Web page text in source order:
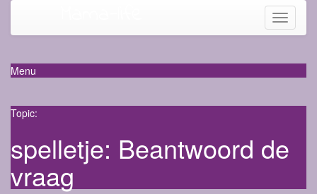
Toggle
Menu
Topic:
spelletje: Beantwoord de
vraag